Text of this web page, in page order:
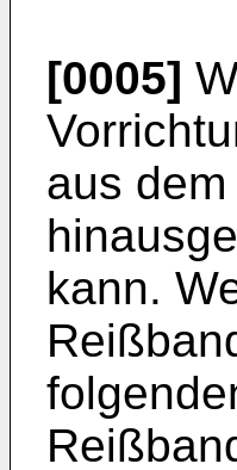
[0005]
aus
kann.